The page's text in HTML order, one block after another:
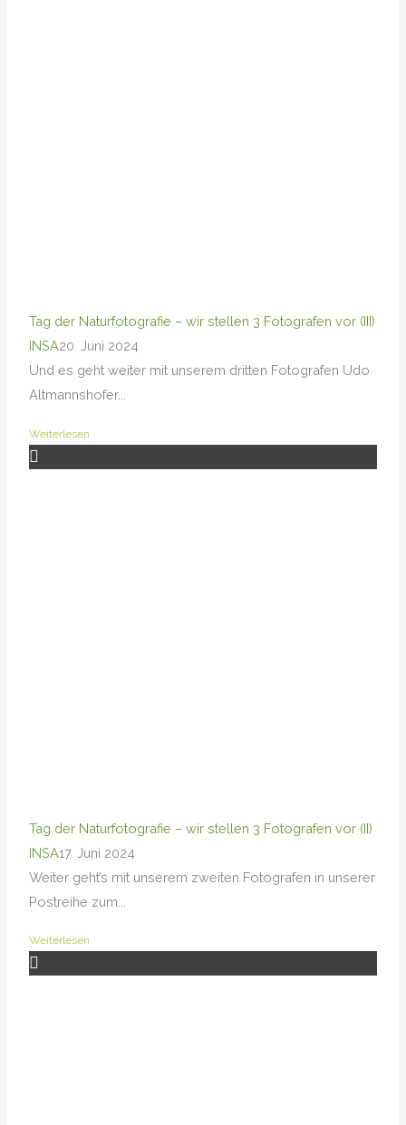
Tag der Naturfotografie – wir stellen 3 Fotografen vor (III)
INSA20. Juni 2024
Und es geht weiter mit unserem dritten Fotografen Udo
Altmannshofer...
Weiterlesen
Tag der Naturfotografie – wir stellen 3 Fotografen vor (II)
INSA17. Juni 2024
Weiter geht’s mit unserem zweiten Fotografen in unserer
Postreihe zum...
Weiterlesen